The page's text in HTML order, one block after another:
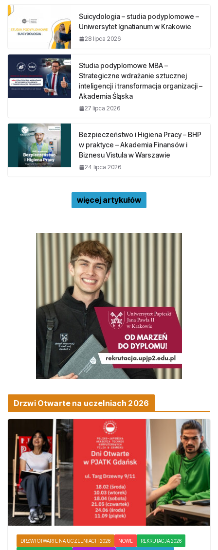
Suicydologia – studia podyplomowe –
Uniwersytet Ignatianum w Krakowie
28 lipca 2026
Studia podyplomowe MBA –
Strategiczne wdrażanie sztucznej
inteligencji i transformacja organizacji –
Akademia Śląska
27 lipca 2026
Bezpieczeństwo i Higiena Pracy – BHP
w praktyce – Akademia Finansów i
Biznesu Vistula w Warszawie
24 lipca 2026
więcej artykułów
Drzwi Otwarte na uczelniach 2026
DRZWI OTWARTE NA UCZELNIACH 2026 NOWE REKRUTACJA 2026